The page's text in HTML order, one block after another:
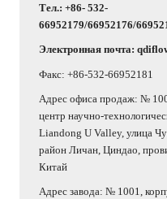
Тел.: +86- 532-
66952179/66952176/
Электронная почта:
Факс: +86-532-66952181
Адрес офиса продаж: №
центр научно-
Liandong U Valley, улица
район Личан, Циндао,
Китай
Адрес завода: № 1001,